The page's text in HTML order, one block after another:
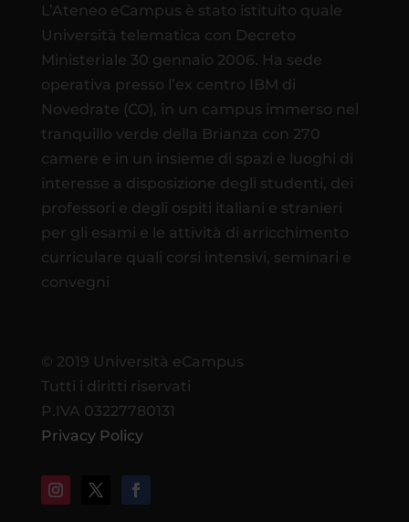
L’Ateneo eCampus è stato istituito quale
Università telematica con Decreto
Ministeriale 30 gennaio 2006. Ha sede
operativa presso l’ex centro IBM di
Novedrate (CO), in un campus immerso nel
tranquillo verde della Brianza con 270
camere e in un insieme di spazi e luoghi di
interesse a disposizione degli studenti, dei
professori e degli ospiti italiani e stranieri
per gli esami e le attività di arricchimento
curriculare quali corsi intensivi, seminari e
convegni
© 2019 Università eCampus
Tutti i diritti riservati
P.IVA 03227780131
Privacy Policy